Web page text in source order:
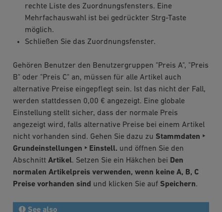
rechte Liste des Zuordnungsfensters. Eine
Mehrfachauswahl ist bei gedrückter Strg-Taste
möglich.
Schließen Sie das Zuordnungsfenster.
Gehören Benutzer den Benutzergruppen "Preis A", "Preis
B" oder "Preis C" an, müssen für alle Artikel auch
alternative Preise eingepflegt sein. Ist das nicht der Fall,
werden stattdessen 0,00 € angezeigt. Eine globale
Einstellung stellt sicher, dass der normale Preis
angezeigt wird, falls alternative Preise bei einem Artikel
nicht vorhanden sind. Gehen Sie dazu zu Stammdaten ‣
Grundeinstellungen ‣ Einstell. und öffnen Sie den
Abschnitt Artikel. Setzen Sie ein Häkchen bei Den
normalen Artikelpreis verwenden, wenn keine A, B, C
Preise vorhanden sind und klicken Sie auf Speichern.
See also